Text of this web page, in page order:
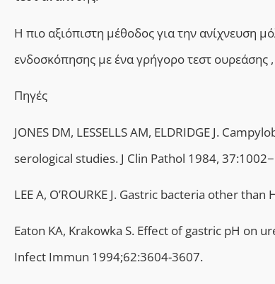
Η πιο αξιόπιστη μέθοδος για την ανίχνευση
ενδοσκόπησης με ένα γρήγορο τεστ ουρεάσης ,
Πηγές
JONES DM, LESSELLS AM, ELDRIDGE J.
serological studies. J Clin Pathol 1984,
LEE A, O’ROURKE J. Gastric bacteria other
Eaton KA, Krakowka S. Effect of gastric pH on
Infect Immun 1994;62:3604-3607.